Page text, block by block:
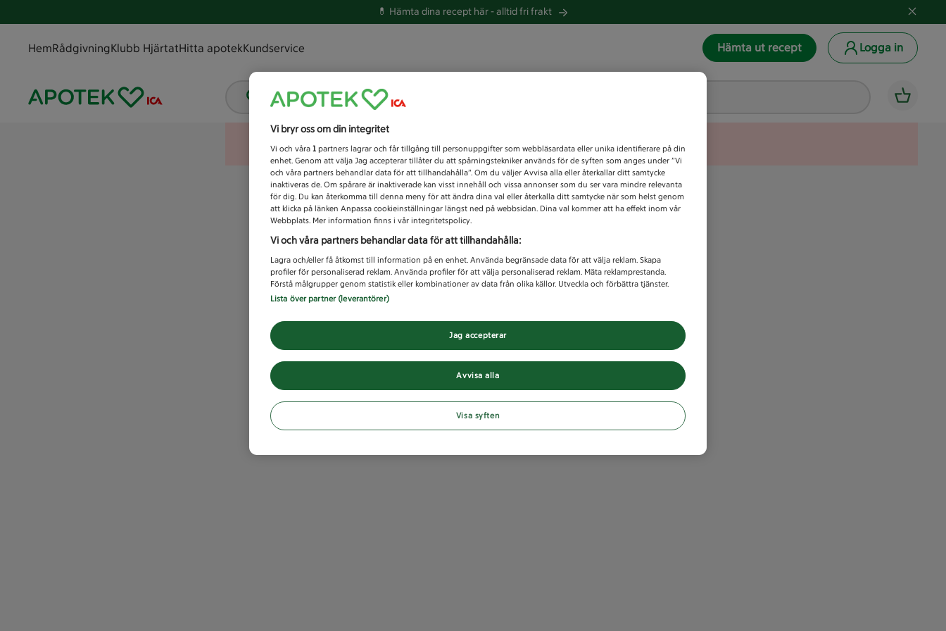
💊 Hämta dina recept här -alltid fri frakt
HemRådgivningKlubb HjärtatHitta apotekKundservice Hämta ut recept Logga in
Vad letar du efter idag?
Unknown error
Vi bryr oss om din integritet
Vi och våra 1 partners lagrar och får tillgång till personuppgifter som webbläsardata eller unika identifierare på din
enhet. Genom att välja Jag accepterar tillåter du att spårningstekniker används för de syften som anges under ”Vi
och våra partners behandlar data för att tillhandahålla”. Om du väljer Avvisa alla eller återkallar ditt samtycke
inaktiveras de. Om spårare är inaktiverade kan visst innehåll och vissa annonser som du ser vara mindre relevanta
för dig. Du kan återkomma till denna meny för att ändra dina val eller återkalla ditt samtycke när som helst genom
att klicka på länken Anpassa cookieinställningar längst ned på webbsidan. Dina val kommer att ha effekt inom vår
Webbplats. Mer information finns i vår integritetspolicy.
Vi och våra partners behandlar data för att tillhandahålla:
Lagra och/eller få åtkomst till information på en enhet. Använda begränsade data för att välja reklam. Skapa
profiler för personaliserad reklam. Använda profiler för att välja personaliserad reklam. Mäta reklamprestanda.
Förstå målgrupper genom statistik eller kombinationer av data från olika källor. Utveckla och förbättra tjänster.
Lista över partner (leverantörer)
Avvisa alla
Jag accepterar
Visa syften